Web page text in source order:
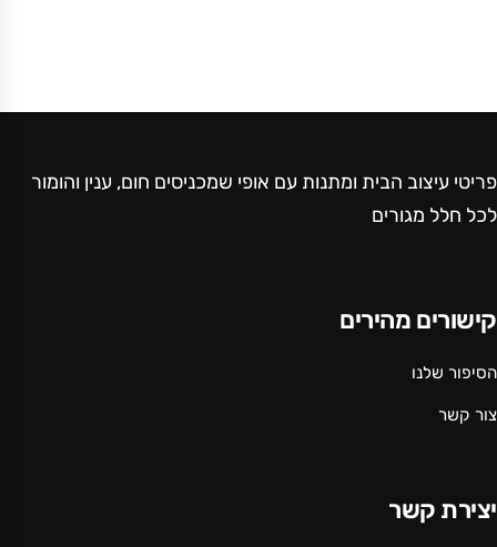
פריטי עיצוב הבית ומתנות עם אופי שמכניסים חום, ענין והומור
לכל חלל מגורים
קישורים מהירים
הסיפור שלנו
צור קשר
יצירת קשר